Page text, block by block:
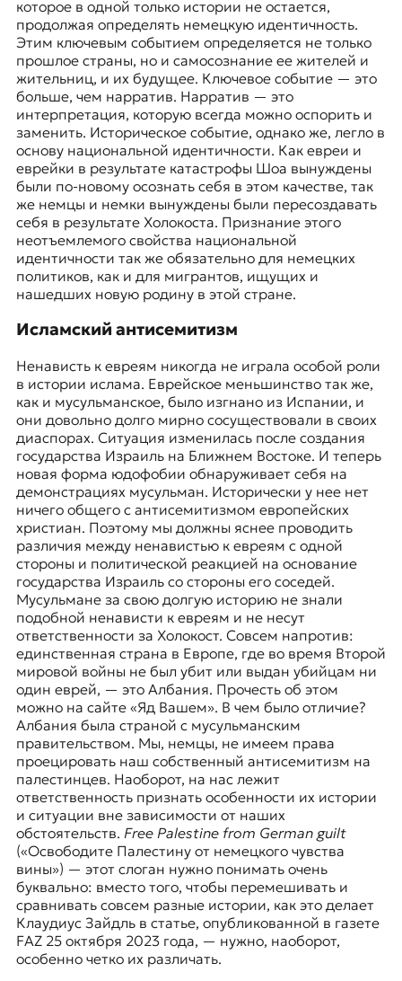
которое в одной только истории не остается,
продолжая определять немецкую идентичность.
Этим ключевым событием определяется не только
прошлое страны, но и самосознание ее жителей и
жительниц, и их будущее. Ключевое событие — это
больше, чем нарратив. Нарратив — это
интерпретация, которую всегда можно оспорить и
заменить. Историческое событие, однако же, легло в
основу национальной идентичности. Как евреи и
еврейки в результате катастрофы Шоа вынуждены
были по-новому осознать себя в этом качестве, так
же немцы и немки вынуждены были пересоздавать
себя в результате Холокоста. Признание этого
неотъемлемого свойства национальной
идентичности так же обязательно для немецких
политиков, как и для мигрантов, ищущих и
нашедших новую родину в этой стране.
Исламский антисемитизм
Ненависть к евреям никогда не играла особой роли
в истории ислама. Еврейское меньшинство так же,
как и мусульманское, было изгнано из Испании, и
они довольно долго мирно сосуществовали в своих
диаспорах. Ситуация изменилась после создания
государства Израиль на Ближнем Востоке. И теперь
новая форма юдофобии обнаруживает себя на
демонстрациях мусульман. Исторически у нее нет
ничего общего с антисемитизмом европейских
христиан. Поэтому мы должны яснее проводить
различия между ненавистью к евреям с одной
стороны и политической реакцией на основание
государства Израиль со стороны его соседей.
Мусульмане за свою долгую историю не знали
подобной ненависти к евреям и не несут
ответственности за Холокост. Совсем напротив:
единственная страна в Европе, где во время Второй
мировой войны не был убит или выдан убийцам ни
один еврей, — это Албания. Прочесть об этом
можно на сайте «Яд Вашем». В чем было отличие?
Албания была страной с мусульманским
правительством. Мы, немцы, не имеем права
проецировать наш собственный антисемитизм на
палестинцев. Наоборот, на нас лежит
ответственность признать особенности их истории
и ситуации вне зависимости от наших
обстоятельств. Free Palestine from German guilt
(«Освободите Палестину от немецкого чувства
вины») — этот слоган нужно понимать очень
буквально: вместо того, чтобы перемешивать и
сравнивать совсем разные истории, как это делает
Клаудиус Зайдль в статье, опубликованной в газете
FAZ25 октября 2023 года, — нужно, наоборот,
особенно четко их различать.